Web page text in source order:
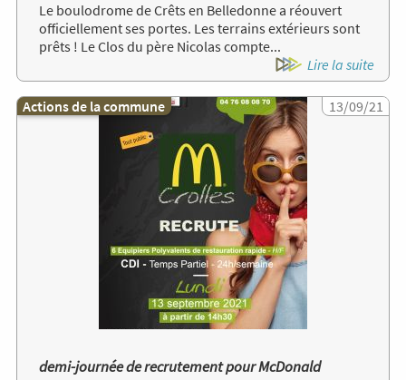
Le boulodrome de Crêts en Belledonne a réouvert
officiellement ses portes. Les terrains extérieurs sont
prêts ! Le Clos du père Nicolas compte...
Lire la suite
Image
Actions de la commune
demi-journée de recrutement pour McDonald
13/09/21